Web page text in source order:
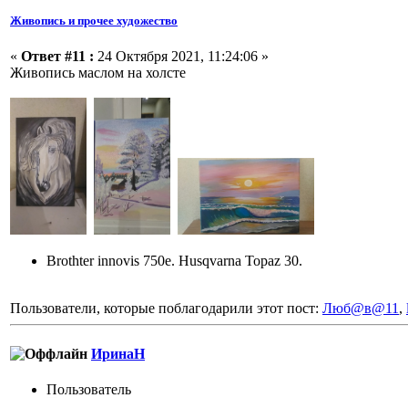
Живопись и прочее художество
« Ответ #11 : 24 Октября 2021, 11:24:06 »
Живопись маслом на холсте
Brothter innovis 750e. Husqvarna Topaz 30.
Пользователи, которые поблагодарили этот пост: Люб@в@11 ,
ИринаН
Пользоватeль